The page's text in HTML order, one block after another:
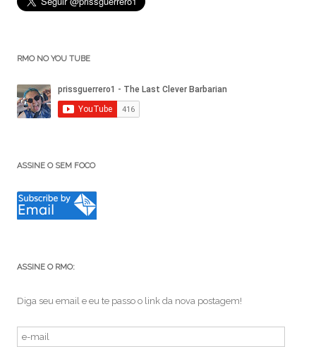
RMO NO YOU TUBE
ASSINE O SEM FOCO
ASSINE O RMO:
Diga seu email e eu te passo o link da nova postagem!
e-